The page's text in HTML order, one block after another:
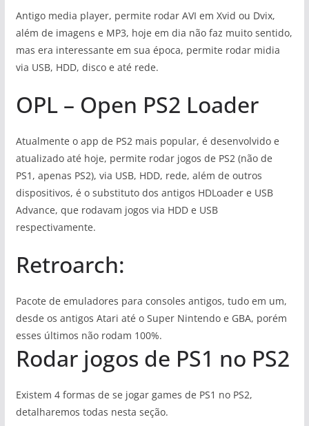
Antigo media player, permite rodar AVI em Xvid ou Dvix,
além de imagens e MP3, hoje em dia não faz muito sentido,
mas era interessante em sua época, permite rodar midia
via USB, HDD, disco e até rede.
OPL – Open PS2 Loader
Atualmente o app de PS2 mais popular, é desenvolvido e
atualizado até hoje, permite rodar jogos de PS2 (não de
PS1, apenas PS2), via USB, HDD, rede, além de outros
dispositivos, é o substituto dos antigos HDLoader e USB
Advance, que rodavam jogos via HDD e USB
respectivamente.
Retroarch:
Pacote de emuladores para consoles antigos, tudo em um,
desde os antigos Atari até o Super Nintendo e GBA, porém
esses últimos não rodam 100%.
Rodar jogos de PS1 no PS2
Existem 4 formas de se jogar games de PS1 no PS2,
detalharemos todas nesta seção.